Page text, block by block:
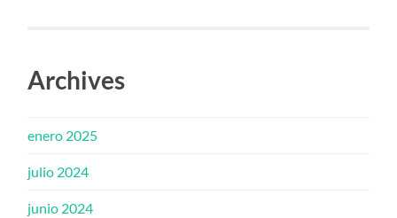
Archives
enero 2025
julio 2024
junio 2024